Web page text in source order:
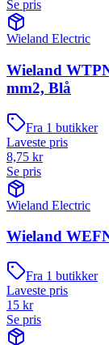
Se pris
Wieland Electric
Wieland
mm2, Blå
Fra 1 butikker
Laveste pris
8,75 kr
Se pris
Wieland Electric
Wieland
Fra 1 butikker
Laveste pris
15 kr
Se pris